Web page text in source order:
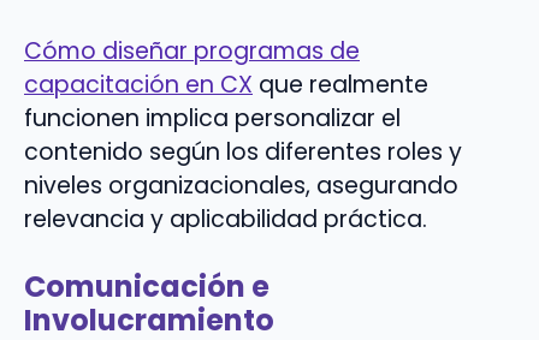
Cómo diseñar programas de
capacitación en CX que realmente
funcionen implica personalizar el
contenido según los diferentes roles y
niveles organizacionales, asegurando
relevancia y aplicabilidad práctica.
Comunicación e
Involucramiento